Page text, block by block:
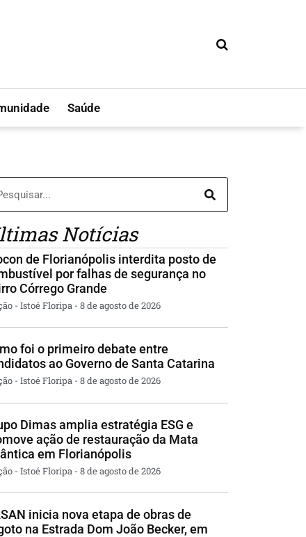
Saúde
Notícias
de Florianópolis interdita posto de
por falhas de segurança no
Córrego Grande
- Istoé Floripa 8 de agosto de 2026
foi o primeiro debate entre
ao Governo de Santa Catarina
- Istoé Floripa 8 de agosto de 2026
Dimas amplia estratégia ESG e
ação de restauração da Mata
em Florianópolis
- Istoé Floripa 8 de agosto de 2026
inicia nova etapa de obras de
na Estrada Dom João Becker, em